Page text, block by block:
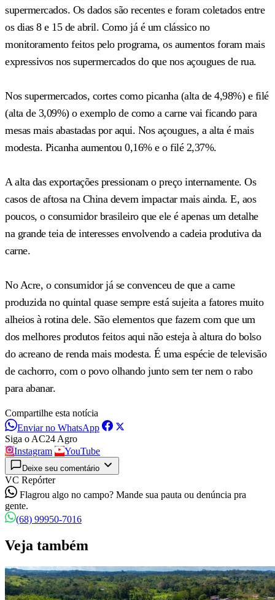
supermercados. Os dados são recentes e foram coletados entre
os dias 8 e 15 de abril. Como já é um clássico no
monitoramento feitos pelo programa, os aumentos foram mais
expressivos nos supermercados do que nos açougues de rua.
Nos supermercados, cortes como picanha (alta de 4,98%) e filé
(alta de 3,09%) o exemplo de como a carne vai ficando para
mesas mais abastadas por aqui. Nos açougues, a alta é mais
modesta. Picanha aumentou 0,16% e o filé 2,37%.
A alta das exportações pressionam o preço internamente. Os
casos de aftosa na China devem impactar mais ainda. E, aos
poucos, o consumidor brasileiro que ele é apenas um detalhe
na grande teia de interesses envolvendo a cadeia produtiva da
carne.
No Acre, o consumidor já se convenceu de que a carne
produzida no quintal quase sempre está sujeita a fatores muito
alheios à rotina dele. São elementos que fazem com que um
dos melhores produtos feitos aqui não esteja à altura do bolso
do acreano de renda mais modesta. É uma espécie de televisão
de cachorro, com o povo olhando junto sem ter nem o rabo
para abanar.
Compartilhe esta notícia
Enviar no WhatsApp
Siga o AC24 Agro
Instagram
YouTube
Deixe seu comentário
VC Repórter
Flagrou algo no campo? Mande sua pauta ou denúncia pra
gente.
(68) 99950-7016
Veja também